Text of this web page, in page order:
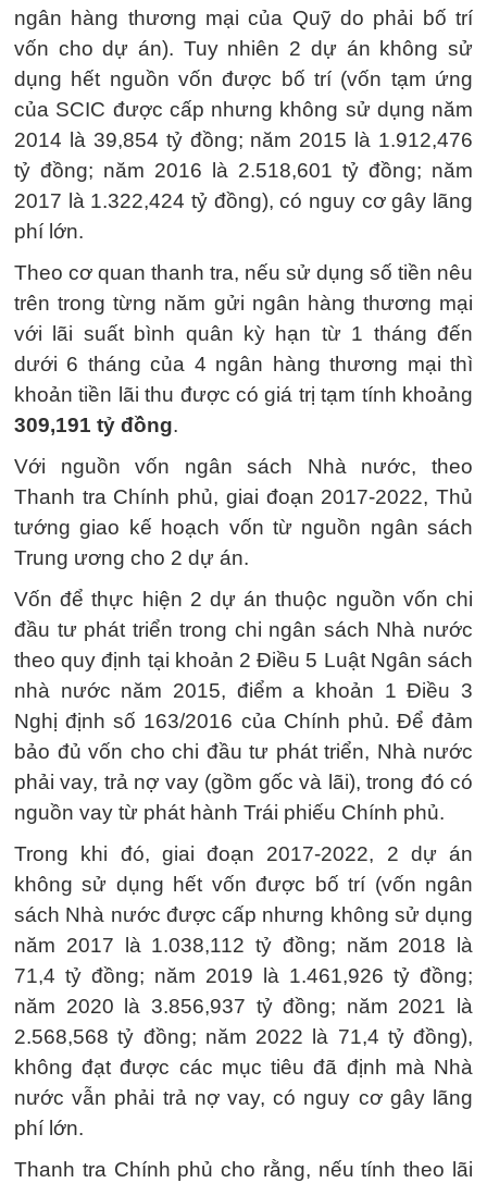
ngân hàng thương mại của Quỹ do phải bố trí
vốn cho dự án). Tuy nhiên 2 dự án không sử
dụng hết nguồn vốn được bố trí (vốn tạm ứng
của SCIC được cấp nhưng không sử dụng năm
2014 là 39,854 tỷ đồng; năm 2015 là 1.912,476
tỷ đồng; năm 2016 là 2.518,601 tỷ đồng; năm
2017 là 1.322,424 tỷ đồng), có nguy cơ gây lãng
phí lớn.
Theo cơ quan thanh tra, nếu sử dụng số tiền nêu
trên trong từng năm gửi ngân hàng thương mại
với lãi suất bình quân kỳ hạn từ 1 tháng đến
dưới 6 tháng của 4 ngân hàng thương mại thì
khoản tiền lãi thu được có giá trị tạm tính khoảng
309,191 tỷ đồng.
Với nguồn vốn ngân sách Nhà nước, theo
Thanh tra Chính phủ, giai đoạn 2017-2022, Thủ
tướng giao kế hoạch vốn từ nguồn ngân sách
Trung ương cho 2 dự án.
Vốn để thực hiện 2 dự án thuộc nguồn vốn chi
đầu tư phát triển trong chi ngân sách Nhà nước
theo quy định tại khoản 2 Điều 5 Luật Ngân sách
nhà nước năm 2015, điểm a khoản 1 Điều 3
Nghị định số 163/2016 của Chính phủ. Để đảm
bảo đủ vốn cho chi đầu tư phát triển, Nhà nước
phải vay, trả nợ vay (gồm gốc và lãi), trong đó có
nguồn vay từ phát hành Trái phiếu Chính phủ.
Trong khi đó, giai đoạn 2017-2022, 2 dự án
không sử dụng hết vốn được bố trí (vốn ngân
sách Nhà nước được cấp nhưng không sử dụng
năm 2017 là 1.038,112 tỷ đồng; năm 2018 là
71,4 tỷ đồng; năm 2019 là 1.461,926 tỷ đồng;
năm 2020 là 3.856,937 tỷ đồng; năm 2021 là
2.568,568 tỷ đồng; năm 2022 là 71,4 tỷ đồng),
không đạt được các mục tiêu đã định mà Nhà
nước vẫn phải trả nợ vay, có nguy cơ gây lãng
phí lớn.
Thanh tra Chính phủ cho rằng, nếu tính theo lãi